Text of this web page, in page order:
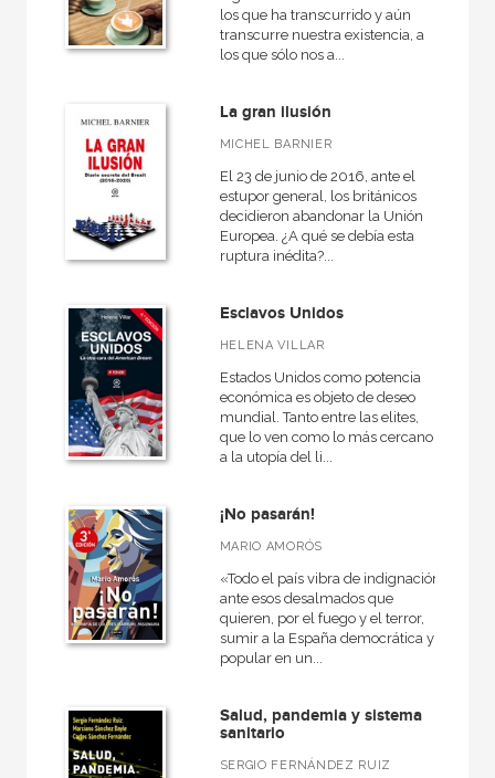
Ebook
Papel
CATÁLOGOS PDF
Catálogos PDF
los que ha transcurrido y aún
transcurre nuestra existencia, a
los que sólo nos a...
La gran ilusión
MICHEL BARNIER
El 23 de junio de 2016, ante el
estupor general, los británicos
decidieron abandonar la Unión
Europea. ¿A qué se debía esta
ruptura inédita?...
Esclavos Unidos
HELENA VILLAR
Estados Unidos como potencia
económica es objeto de deseo
mundial. Tanto entre las elites,
que lo ven como lo más cercano
a la utopía del li...
¡No pasarán!
MARIO AMORÓS
«Todo el país vibra de indignación
ante esos desalmados que
quieren, por el fuego y el terror,
sumir a la España democrática y
popular en un...
Salud, pandemia y sistema
sanitario
SERGIO FERNÁNDEZ RUIZ